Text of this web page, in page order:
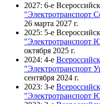
2027: 6-е
"Электротранспорт
26 марта 2027 г.
2025: 5-е
"Электротранспорт
октября 2025 г.
2024: 4-е
"Электротранспорт
сентября 2024 г.
2023: 3-е
"Электротранспорт